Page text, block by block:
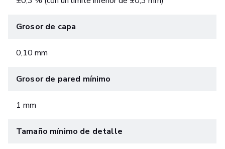
Grosor de capa
0,10 mm
Grosor de pared mínimo
1 mm
Tamaño mínimo de detalle